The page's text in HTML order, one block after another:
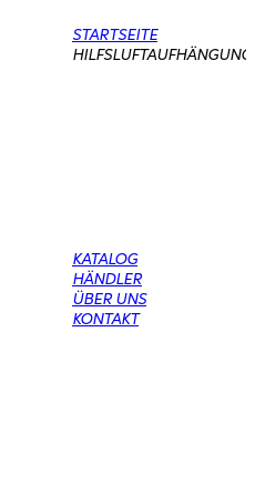
STARTSEITE
HILFSLUFTAUFHÄNGUNG
KATALOG
HÄNDLER
ÜBER UNS
KONTAKT